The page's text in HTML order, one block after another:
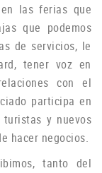
las ferias que
que podemos
de servicios, le
tener voz en
con el
participa en
y nuevos
hacer negocios.
tanto del